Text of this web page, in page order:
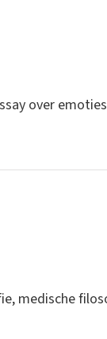
over
medische